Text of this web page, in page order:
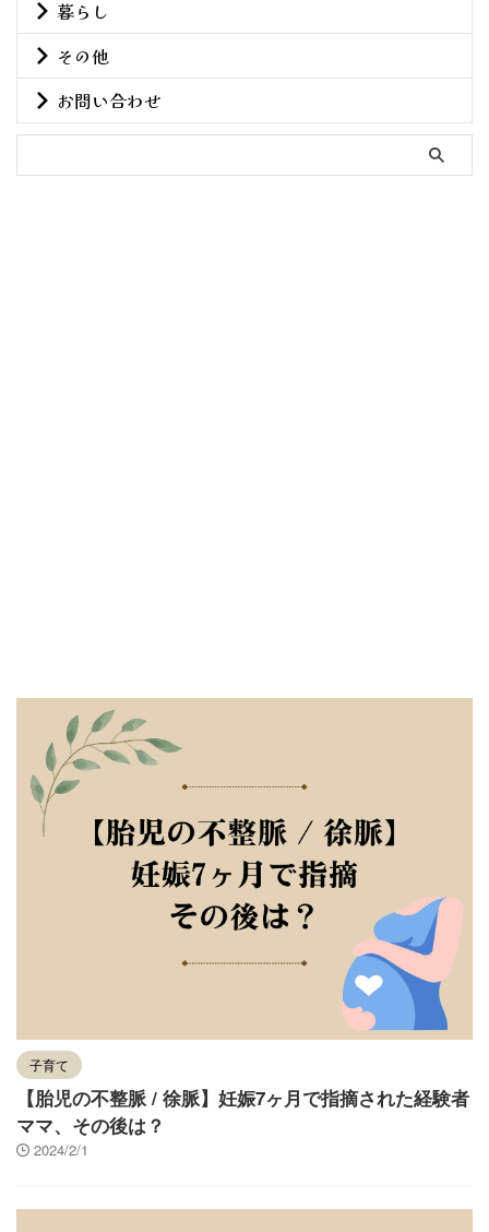
暮らし
その他
お問い合わせ
子育て
【胎児の不整脈 / 徐脈】妊娠7ヶ月で指摘された経験者
ママ、その後は？
2024/2/1